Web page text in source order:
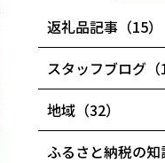
返礼品記事（15）
スタッフブログ（
地域（32）
ふるさと納税の知